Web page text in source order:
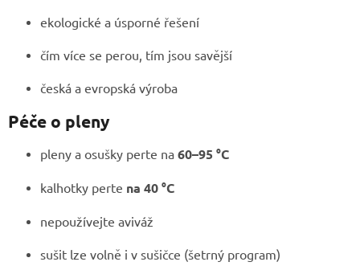
ekologické a úsporné řešení
čím více se perou, tím jsou savější
česká a evropská výroba
Péče o pleny
pleny a osušky perte na 60–95 °C
kalhotky perte na 40 °C
nepoužívejte aviváž
sušit lze volně i v sušičce (šetrný program)